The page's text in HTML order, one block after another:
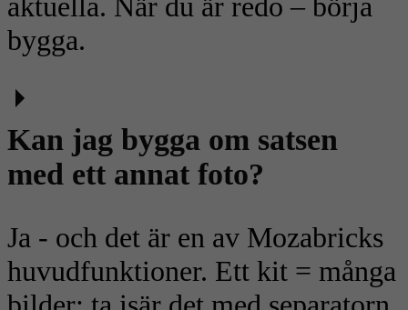
bygga.
Kan jag bygga om satsen
med ett annat foto?
Ja - och det är en av Mozabricks
huvudfunktioner. Ett kit = många